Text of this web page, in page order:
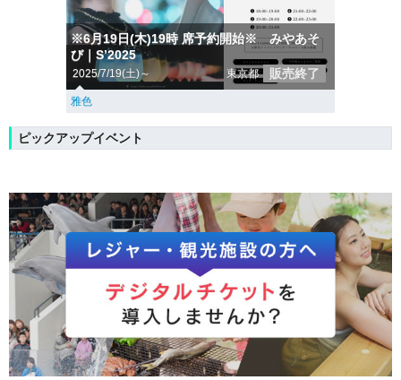
※6月19日(木)19時 席予約開始※ みやあそ
び｜Sʼ2025
2025/7/19(土)～ 東京都 販売終了
雅色
ピックアップイベント